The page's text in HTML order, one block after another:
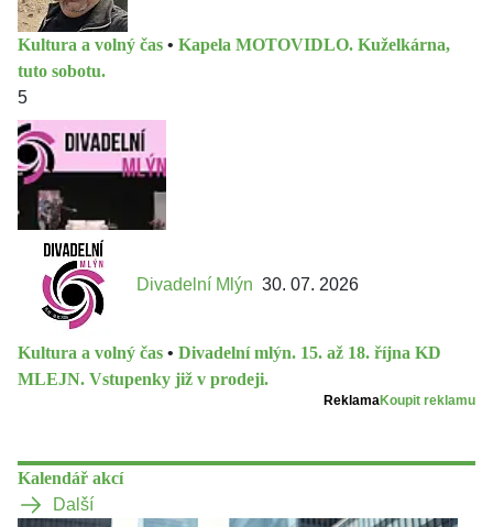
Kultura a volný čas • Kapela MOTOVIDLO. Kuželkárna,
tuto sobotu.
5
Divadelní Mlýn 30. 07. 2026
Kultura a volný čas • Divadelní mlýn. 15. až 18. října KD
MLEJN. Vstupenky již v prodeji.
ReklamaKoupit reklamu
Kalendář akcí
Další